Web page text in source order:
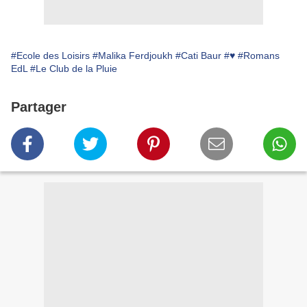
#Ecole des Loisirs #Malika Ferdjoukh #Cati Baur #♥ #Romans
EdL #Le Club de la Pluie
Partager